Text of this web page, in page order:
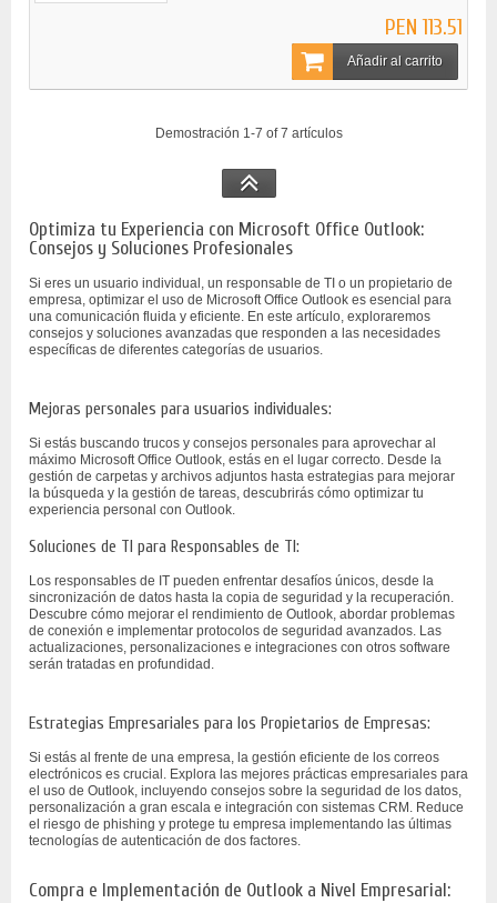
PEN 113.51
Añadir al carrito
Demostración 1-7 of 7 artículos
Optimiza tu Experiencia con Microsoft Office Outlook:
Consejos y Soluciones Profesionales
Si eres un usuario individual, un responsable de TI o un propietario de
empresa, optimizar el uso de Microsoft Office Outlook es esencial para
una comunicación fluida y eficiente. En este artículo, exploraremos
consejos y soluciones avanzadas que responden a las necesidades
específicas de diferentes categorías de usuarios.
Mejoras personales para usuarios individuales:
Si estás buscando trucos y consejos personales para aprovechar al
máximo Microsoft Office Outlook, estás en el lugar correcto. Desde la
gestión de carpetas y archivos adjuntos hasta estrategias para mejorar
la búsqueda y la gestión de tareas, descubrirás cómo optimizar tu
experiencia personal con Outlook.
Soluciones de TI para Responsables de TI:
Los responsables de IT pueden enfrentar desafíos únicos, desde la
sincronización de datos hasta la copia de seguridad y la recuperación.
Descubre cómo mejorar el rendimiento de Outlook, abordar problemas
de conexión e implementar protocolos de seguridad avanzados. Las
actualizaciones, personalizaciones e integraciones con otros software
serán tratadas en profundidad.
Estrategias Empresariales para los Propietarios de Empresas:
Si estás al frente de una empresa, la gestión eficiente de los correos
electrónicos es crucial. Explora las mejores prácticas empresariales para
el uso de Outlook, incluyendo consejos sobre la seguridad de los datos,
personalización a gran escala e integración con sistemas CRM. Reduce
el riesgo de phishing y protege tu empresa implementando las últimas
tecnologías de autenticación de dos factores.
Compra e Implementación de Outlook a Nivel Empresarial: